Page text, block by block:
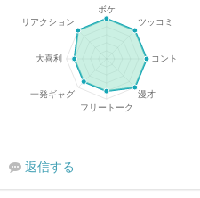
返信する